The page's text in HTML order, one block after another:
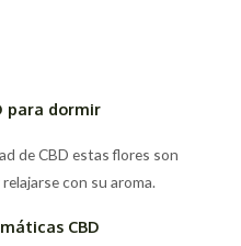
para dormir
de CBD estas flores son
con su aroma.
CBD